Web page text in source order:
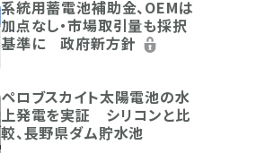
系統用蓄電池補助金、OEMは
加点なし・市場取引量も採択
基準に 政府新方針
ペロブスカイト太陽電池の水
上発電を実証 シリコンと比
較、長野県ダム貯水池